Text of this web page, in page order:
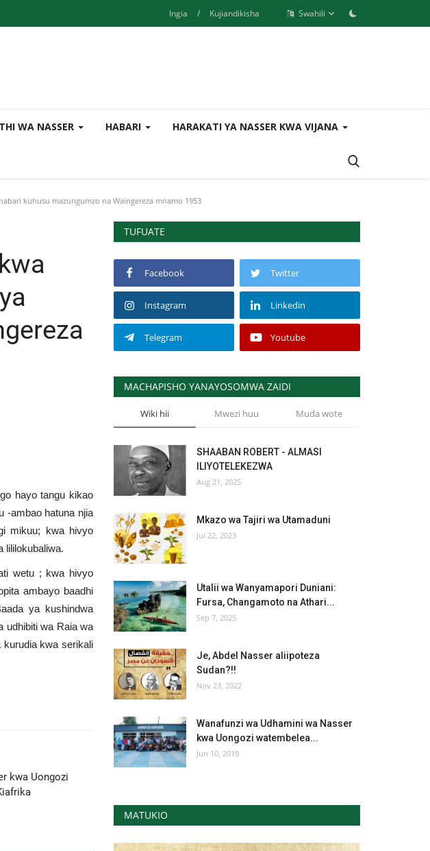
Ingia / Kujiandikisha Swahili
WA NASSER HABARI HARAKATI YA NASSER KWA VIJANA
kuhusu mazungumzo na Waingereza mnamo 1953
hayo tangu kikao
-ambao hatuna njia
mikuu; kwa hivyo
lililokubaliwa.
wetu ; kwa hivyo
ambayo baadhi
ya kushindwa
udhibiti wa Raia wa
kwa serikali
kwa Uongozi
TUFUATE
Facebook Twitter
Instagram Linkedin
Telegram Youtube
MACHAPISHO YANAYOSOMWA ZAIDI
Wiki hii Mwezi huu Muda wote
SHAABAN ROBERT - ALMASI
ILIYOTELEKEZWA
Aug 21, 2025
Mkazo wa Tajiri wa Utamaduni
Jul 22, 2023
Utalii wa Wanyamapori Duniani:
Fursa, Changamoto na Athari...
Sep 7, 2025
Je, Abdel Nasser aliipoteza
Sudan?!!
Nov 23, 2022
Wanafunzi wa Udhamini wa Nasser
kwa Uongozi watembelea...
Jun 10, 2019
MATUKIO